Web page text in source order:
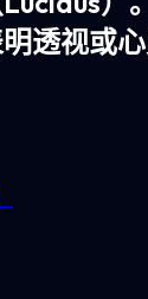
透视或心